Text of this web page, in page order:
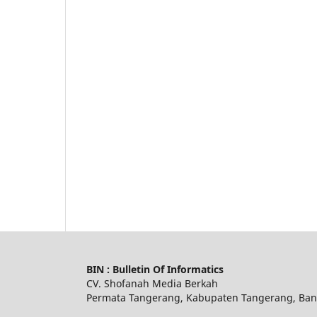
BIN : Bulletin Of Informatics
CV. Shofanah Media Berkah
Permata Tangerang, Kabupaten Tangerang,